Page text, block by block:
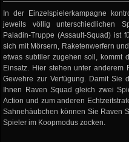
In der Einzelspielerkampagne
jeweils völlig unterschiedlichen
Paladin-Truppe (Assault-Squad) ist
sich mit Mörsern, Raketenwerfern
etwas subtiler zugehen soll, kommt
Einsatz. Hier stehen unter anderem
Gewehre zur Verfügung. Damit Sie
Ihnen Raven Squad gleich zwei
Action und zum anderen
Sahnehäubchen können Sie Raven
Spieler im Koopmodus zocken.